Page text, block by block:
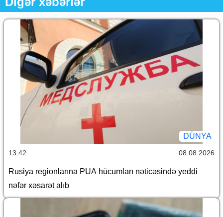
DÜNYA
13:42 08.08.2026
Rusiya regionlarına PUA hücumları nəticəsində yeddi
nəfər xəsarət alıb